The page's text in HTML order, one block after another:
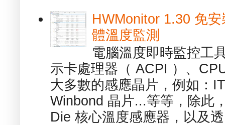
HWMonitor 1.30 免
體溫度監測
電腦溫度即時監控工
示卡處理器（ ACPI ）、
大多數的感應晶片，例如：
Winbond 晶片...等等，除此
Die 核心溫度感應器，以及